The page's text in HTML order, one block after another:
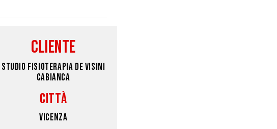
CLIENTE
STUDIO FISIOTERAPIA DE VISINI
CABIANCA
CITTÀ
VICENZA